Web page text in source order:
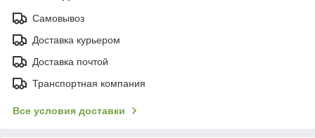
Самовывоз
Доставка курьером
Доставка почтой
Транспортная компания
Все условия доставки